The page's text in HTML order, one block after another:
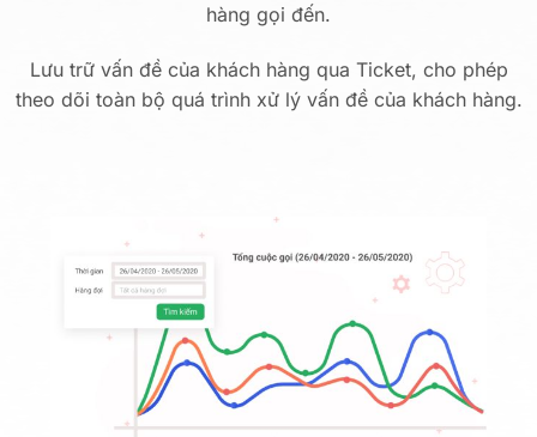
hàng gọi đến.
Lưu trữ vấn đề của khách hàng qua Ticket, cho phép
theo dõi toàn bộ quá trình xử lý vấn đề của khách hàng.